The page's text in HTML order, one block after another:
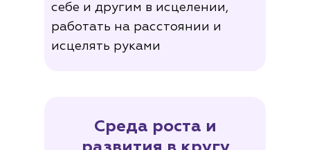
Среда роста и
себе и другим в исцелении,
работать на расстоянии и
исцелять руками